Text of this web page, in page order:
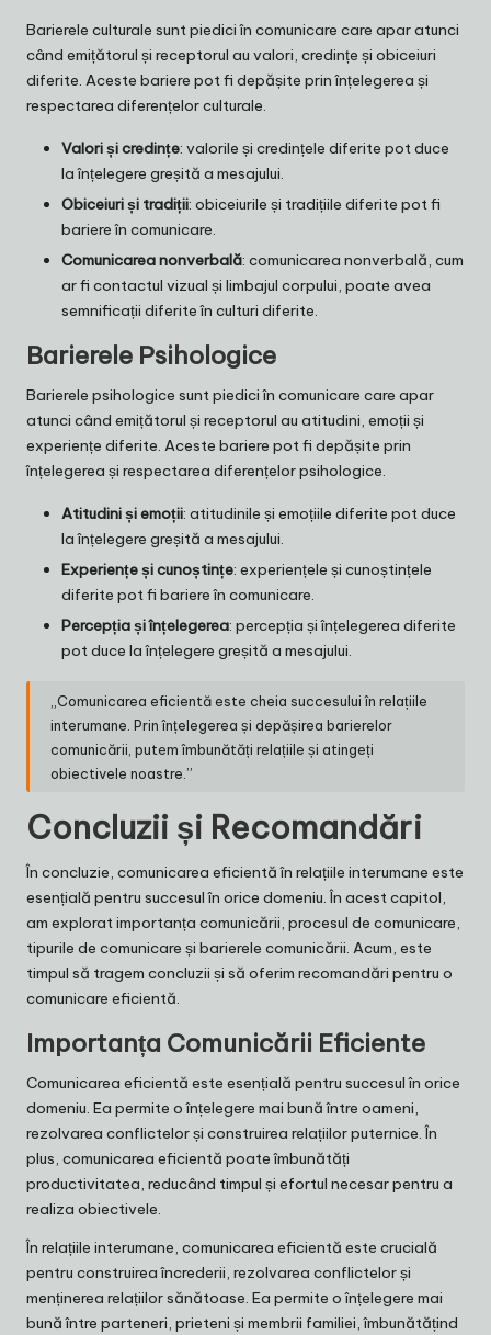
Barierele culturale sunt piedici în comunicare care apar atunci
când emițătorul și receptorul au valori, credințe și obiceiuri
diferite. Aceste bariere pot fi depășite prin înțelegerea și
respectarea diferențelor culturale.
Valori și credințe: valorile și credințele diferite pot duce
la înțelegere greșită a mesajului.
Obiceiuri și tradiții: obiceiurile și tradițiile diferite pot fi
bariere în comunicare.
Comunicarea nonverbală: comunicarea nonverbală, cum
ar fi contactul vizual și limbajul corpului, poate avea
semnificații diferite în culturi diferite.
Barierele Psihologice
Barierele psihologice sunt piedici în comunicare care apar
atunci când emițătorul și receptorul au atitudini, emoții și
experiențe diferite. Aceste bariere pot fi depășite prin
înțelegerea și respectarea diferențelor psihologice.
Atitudini și emoții: atitudinile și emoțiile diferite pot duce
la înțelegere greșită a mesajului.
Experiențe și cunoștințe: experiențele și cunoștințele
diferite pot fi bariere în comunicare.
Percepția și înțelegerea: percepția și înțelegerea diferite
pot duce la înțelegere greșită a mesajului.
„Comunicarea eficientă este cheia succesului în relațiile
interumane. Prin înțelegerea și depășirea barierelor
comunicării, putem îmbunătăți relațiile și atingeți
obiectivele noastre.”
Concluzii și Recomandări
În concluzie, comunicarea eficientă în relațiile interumane este
esențială pentru succesul în orice domeniu. În acest capitol,
am explorat importanța comunicării, procesul de comunicare,
tipurile de comunicare și barierele comunicării. Acum, este
timpul să tragem concluzii și să oferim recomandări pentru o
comunicare eficientă.
Importanța Comunicării Eficiente
Comunicarea eficientă este esențială pentru succesul în orice
domeniu. Ea permite o înțelegere mai bună între oameni,
rezolvarea conflictelor și construirea relațiilor puternice. În
plus, comunicarea eficientă poate îmbunătăți
productivitatea, reducând timpul și efortul necesar pentru a
realiza obiectivele.
În relațiile interumane, comunicarea eficientă este crucială
pentru construirea încrederii, rezolvarea conflictelor și
menținerea relațiilor sănătoase. Ea permite o înțelegere mai
bună între parteneri, prieteni și membrii familiei, îmbunătățind